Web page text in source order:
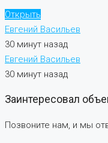
Открыть
Евгений Васильев
30 минут назад
Евгений Васильев
30 минут назад
Заинтересовал
Позвоните нам, и мы